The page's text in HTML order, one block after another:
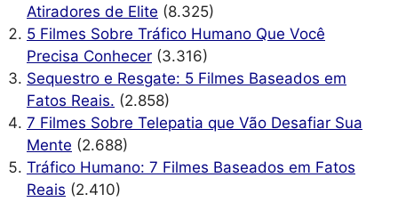
Atiradores de Elite (8.325)
5 Filmes Sobre Tráfico Humano Que Você
Precisa Conhecer (3.316)
Sequestro e Resgate: 5 Filmes Baseados em
Fatos Reais. (2.858)
7 Filmes Sobre Telepatia que Vão Desafiar Sua
Mente (2.688)
Tráfico Humano: 7 Filmes Baseados em Fatos
Reais (2.410)